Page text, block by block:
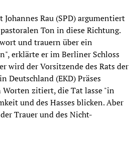
Johannes Rau (SPD) argumentiert
Ton in diese Richtung.
und trauern über ein
erklärte er im Berliner Schloss
wird der Vorsitzende des Rats der
Deutschland (EKD) Präses
Worten zitiert, die Tat lasse "in
und des Hasses blicken. Aber
Trauer und des Nicht-